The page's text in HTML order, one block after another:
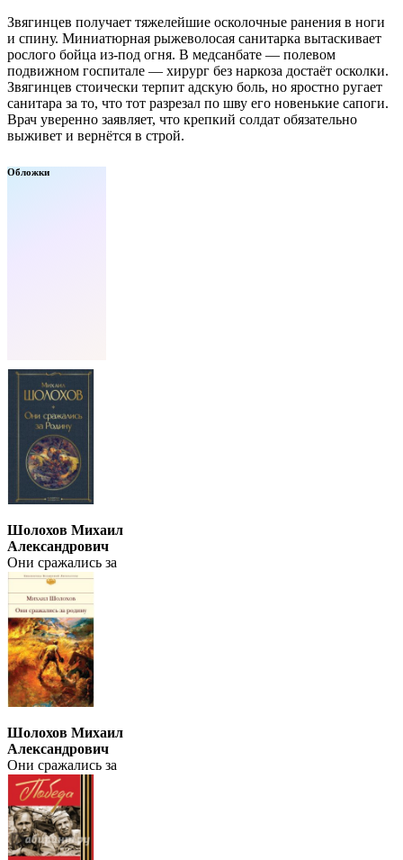
Звягинцев получает тяжелейшие осколочные ранения в ноги
и спину. Миниатюрная рыжеволосая санитарка вытаскивает
рослого бойца из-под огня. В медсанбате — полевом
подвижном госпитале — хирург без наркоза достаёт осколки.
Звягинцев стоически терпит адскую боль, но яростно ругает
санитара за то, что тот разрезал по шву его новенькие сапоги.
Врач уверенно заявляет, что крепкий солдат обязательно
выживет и вернётся в строй.
Обложки
Шолохов Михаил
Александрович
Они сражались за
Родину
Шолохов Михаил
Александрович
Они сражались за
Родину